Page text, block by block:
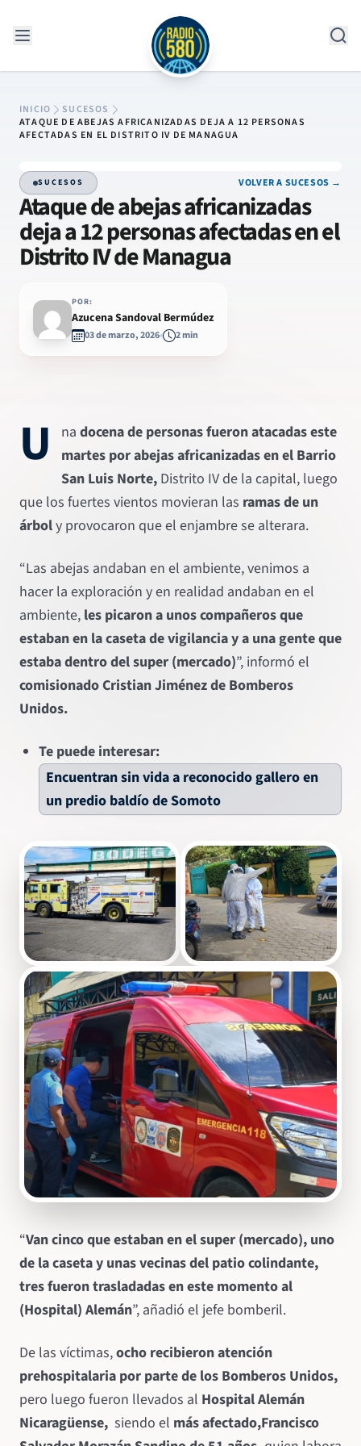
INICIO
SUCESOS
ATAQUE DE ABEJAS AFRICANIZADAS DEJA A 12 PERSONAS
AFECTADAS EN EL DISTRITO IV DE MANAGUA
SUCESOS VOLVER A SUCESOS →
Ataque de abejas africanizadas
deja a 12 personas afectadas en el
Distrito IV de Managua
POR:
Azucena Sandoval Bermúdez
03 de marzo, 2026 2 min
U na docena de personas fueron atacadas este
martes por abejas africanizadas en el Barrio
San Luis Norte, Distrito IV de la capital, luego
que los fuertes vientos movieran las ramas de un
árboly provocaron que el enjambre se alterara.
“Las abejas andaban en el ambiente, venimos a
hacer la exploración y en realidad andaban en el
ambiente, les picaron a unos compañeros que
estaban en la caseta de vigilancia y a una gente que
estaba dentro del super (mercado)”, informó el
comisionado Cristian Jiménez de Bomberos
Unidos.
Te puede interesar:
Encuentran sin vida a reconocido gallero en
un predio baldío de Somoto
“Van cinco que estaban en el super (mercado), uno
de la caseta y unas vecinas del patio colindante,
tres fueron trasladadas en este momento al
(Hospital) Alemán”, añadió el jefe bomberil.
De las víctimas,ocho recibieron atención
prehospitalaria por parte de los Bomberos Unidos,
pero luego fueron llevados al Hospital Alemán
Nicaragüense, siendo el más afectado,Francisco